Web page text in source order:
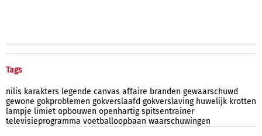
Tags
nilis karakters legende canvas affaire branden gewaarschuwd
gewone gokproblemen gokverslaafd gokverslaving huwelijk krotten
lampje limiet opbouwen openhartig spitsentrainer
televisieprogramma voetballoopbaan waarschuwingen